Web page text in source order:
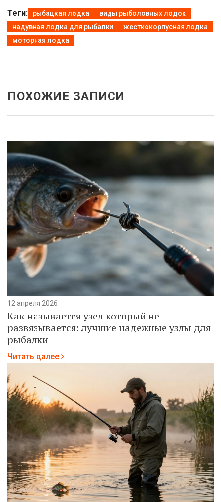
Теги: рыбацкая лодка
виды рыболовных лодок
надувная лодка для рыбалки
жесткокорпусная лодка
моторная лодка
ПОХОЖИЕ ЗАПИСИ
12 апреля 2026
Как называется узел который не
развязывается: лучшие надежные узлы для
рыбалки
Читать далее